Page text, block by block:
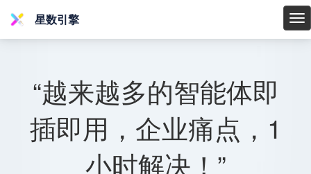
星
星数引擎
“越来越多的智能体即
插即用，企业痛点，1
小时解决！”